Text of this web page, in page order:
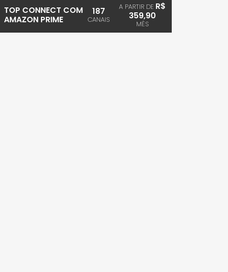
TOP CONNECT COM
AMAZON PRIME
187
CANAIS
A PARTIR DE R$
359,90
MÊS